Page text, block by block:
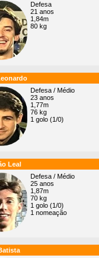
Defesa
21 anos
1,84m
80 kg
Defesa / Médio
23 anos
1,77m
76 kg
1 golo (1/0)
Leal
Defesa / Médio
25 anos
1,87m
70 kg
1 golo (1/0)
1 nomeação